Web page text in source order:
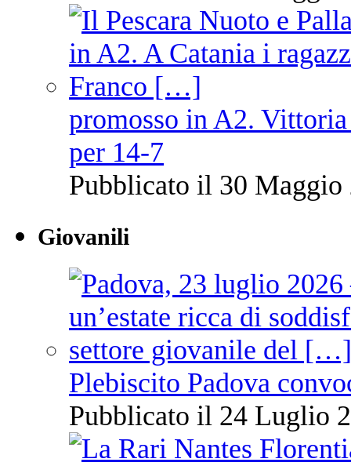
promosso in A2.
per 14-7
Pubblicato il 30 Maggio
Giovanili
Plebiscito Padova
Pubblicato il 24 Luglio